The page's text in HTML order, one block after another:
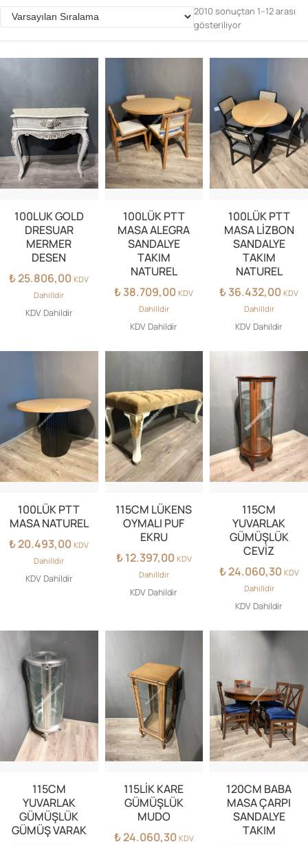
Parolanızı mı unuttunuz?
Hesap Oluştur
2010 sonuçtan 1–12 arası
gösteriliyor
100LUK GOLD
DRESUAR
MERMER
DESEN
₺25.806,00 KDV
Dahilldir
KDV Dahildir
100LÜK PTT
MASA ALEGRA
SANDALYE
TAKIM
NATUREL
₺38.709,00 KDV
Dahilldir
KDV Dahildir
100LÜK PTT
MASA LİZBON
SANDALYE
TAKIM
NATUREL
₺36.432,00 KDV
Dahilldir
KDV Dahildir
100LÜK PTT
MASA NATUREL
₺20.493,00 KDV
Dahilldir
KDV Dahildir
115CM LÜKENS
OYMALI PUF
EKRU
₺12.397,00 KDV
Dahilldir
KDV Dahildir
115CM
YUVARLAK
GÜMÜŞLÜK
CEVİZ
₺24.060,30 KDV
Dahilldir
KDV Dahildir
115CM
YUVARLAK
GÜMÜŞLÜK
GÜMÜŞ VARAK
115LİK KARE
GÜMÜŞLÜK
MUDO
₺24.060,30 KDV
120CM BABA
MASA ÇARPI
SANDALYE
TAKIM